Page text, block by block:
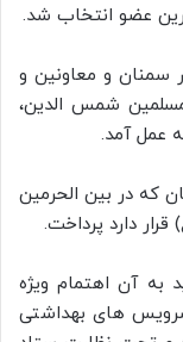
عضو انتخاب شد.
سمنان و معاونین و
شمس الدین،
عمل آمد.
که در بین الحرمین
دارد پرداخت.
به آن اهتمام ویژه
های بهداشتی